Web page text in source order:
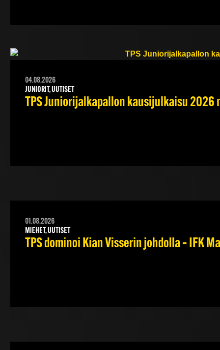
04.08.2026
JUNIORIT, UUTISET
TPS Juniorijalkapallon kausijulkaisu 2026
01.08.2026
MIEHET, UUTISET
TPS dominoi Kian Visserin johdolla – IFK